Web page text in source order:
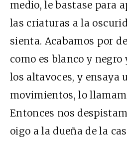
medio, le bastase para
las criaturas a la
sienta. Acabamos por
como es blanco y negro
los altavoces, y ensaya
movimientos, lo
Entonces nos
oigo a la dueña de la